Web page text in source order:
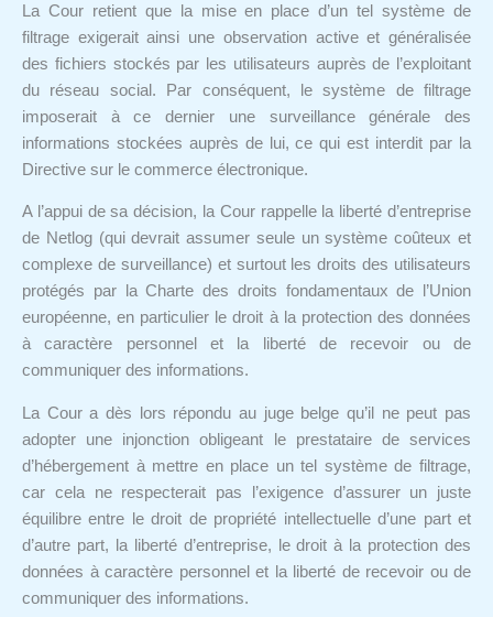
La Cour retient que la mise en place d’un tel système de
filtrage exigerait ainsi une observation active et généralisée
des fichiers stockés par les utilisateurs auprès de l’exploitant
du réseau social. Par conséquent, le système de filtrage
imposerait à ce dernier une surveillance générale des
informations stockées auprès de lui, ce qui est interdit par la
Directive sur le commerce électronique.
A l’appui de sa décision, la Cour rappelle la liberté d’entreprise
de Netlog (qui devrait assumer seule un système coûteux et
complexe de surveillance) et surtout les droits des utilisateurs
protégés par la Charte des droits fondamentaux de l’Union
européenne, en particulier le droit à la protection des données
à caractère personnel et la liberté de recevoir ou de
communiquer des informations.
La Cour a dès lors répondu au juge belge qu’il ne peut pas
adopter une injonction obligeant le prestataire de services
d’hébergement à mettre en place un tel système de filtrage,
car cela ne respecterait pas l’exigence d’assurer un juste
équilibre entre le droit de propriété intellectuelle d’une part et
d’autre part, la liberté d’entreprise, le droit à la protection des
données à caractère personnel et la liberté de recevoir ou de
communiquer des informations.